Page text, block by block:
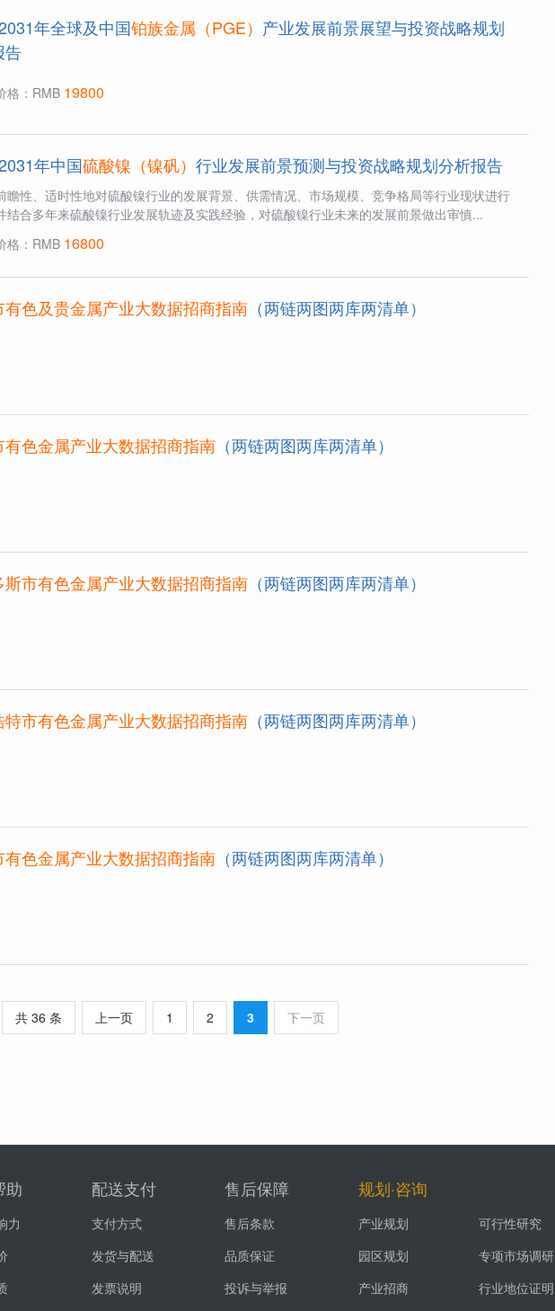
年全球及中国铂族金属（PGE） 产业发展前景展望与投资战略规划
告
格：RMB 19800
年中国硫酸镍（镍矾）行业发展前景预测与投资战略规划分析报告
瞻性、适时性地对硫酸镍行业的发展背景、供需情况、市场规模、竞争格局等行业现状进行
结合多年来硫酸镍行业发展轨迹及实践经验，对硫酸镍行业未来的发展前景做出审慎...
格：RMB 16800
有色及贵金属产业大数据招商指南 （两链两图两库两清单）
有色金属产业大数据招商指南 （两链两图两库两清单）
斯市有色金属产业大数据招商指南 （两链两图两库两清单）
特市有色金属产业大数据招商指南 （两链两图两库两清单）
有色金属产业大数据招商指南 （两链两图两库两清单）
共 36 条 上一页 1 2 3 下一页
助
力
配送支付
支付方式
发货与配送
发票说明
售后保障
售后条款
品质保证
投诉与举报
规划·咨询
产业规划
可行性研究
园区规划
专项市场调研
产业招商
行业地位证明